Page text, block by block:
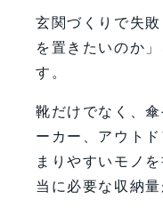
玄関づくりで失
を置きたいのか
す。
靴だけでなく、
ーカー、アウト
まりやすいモノ
当に必要な収納量